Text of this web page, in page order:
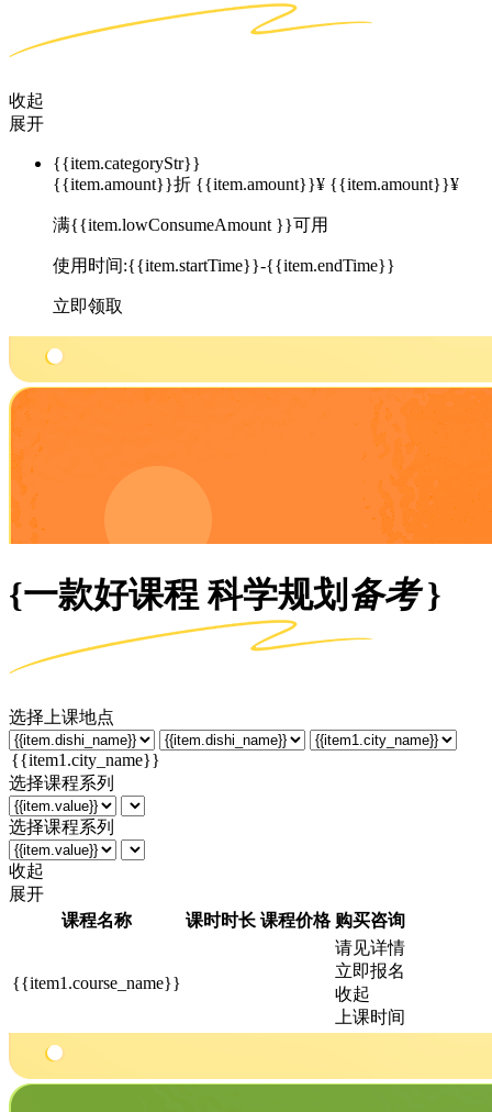
收起
展开
{{item.categoryStr}}
{{item.amount}}折 {{item.amount}}¥ {{item.amount}}¥
满{{item.lowConsumeAmount }}可用
使用时间:{{item.startTime}}-{{item.endTime}}
立即领取
{一款好课程 科学规划 备考}
选择上课地点
选择课程系列
选择课程系列
收起
展开
课程名称
课时时长 课程价格 购买咨询
{{item1.course_name}}
请见详情
立即报名
收起
上课时间